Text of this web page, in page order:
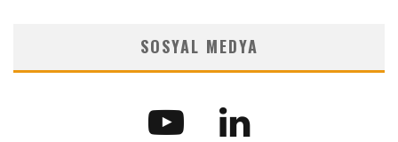
SOSYAL MEDYA